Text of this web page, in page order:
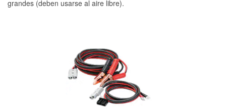
grandes (deben usarse al aire libre).